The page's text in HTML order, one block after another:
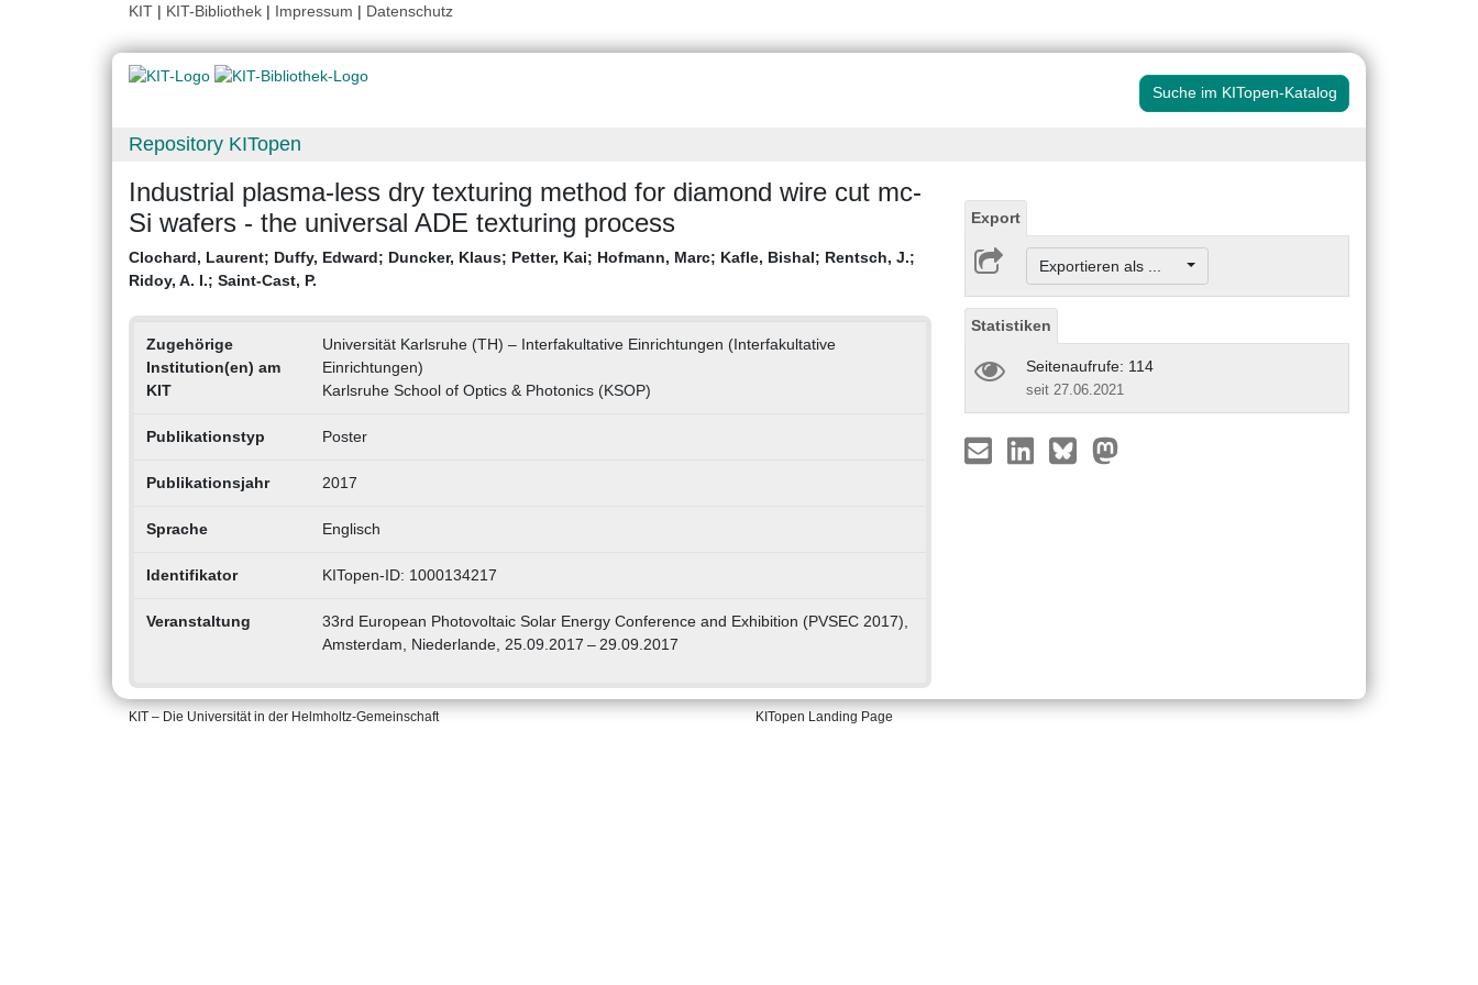
KIT | KIT-Bibliothek | Impressum | Datenschutz
Suche im KITopen-Katalog
Repository KITopen
Industrial plasma-less dry texturing method for diamond wire cut mc-
Si wafers - the universal ADE texturing process
Clochard, Laurent; Duffy, Edward; Duncker, Klaus; Petter, Kai; Hofmann, Marc; Kafle, Bishal; Rentsch, J.;
Ridoy, A. I.; Saint-Cast, P.
Zugehörige
Institution(en) am
KIT
Universität Karlsruhe (TH) – Interfakultative Einrichtungen (Interfakultative
Einrichtungen)
Karlsruhe School of Optics & Photonics (KSOP)
Publikationstyp Poster
Publikationsjahr 2017
Sprache Englisch
Identifikator KITopen-ID: 1000134217
Veranstaltung
33rd European Photovoltaic Solar Energy Conference and Exhibition (PVSEC 2017),
Amsterdam, Niederlande, 25.09.2017 – 29.09.2017
Export
Exportieren als ...
Statistiken
Seitenaufrufe: 114
seit 27.06.2021
KIT – Die Universität in der Helmholtz-Gemeinschaft KITopen Landing Page